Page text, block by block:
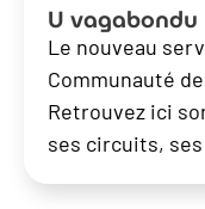
U vagabondu
Le nouveau
Communauté
Retrouvez ici
ses circuits,